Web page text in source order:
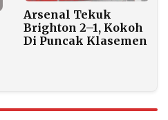
Arsenal Tekuk
Brighton 2–1, Kokoh
Di Puncak Klasemen